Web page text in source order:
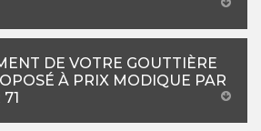
DE VOTRE GOUTTIÈRE
À PRIX MODIQUE PAR